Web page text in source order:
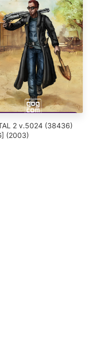
2 v.5024 (38436)
(2003)